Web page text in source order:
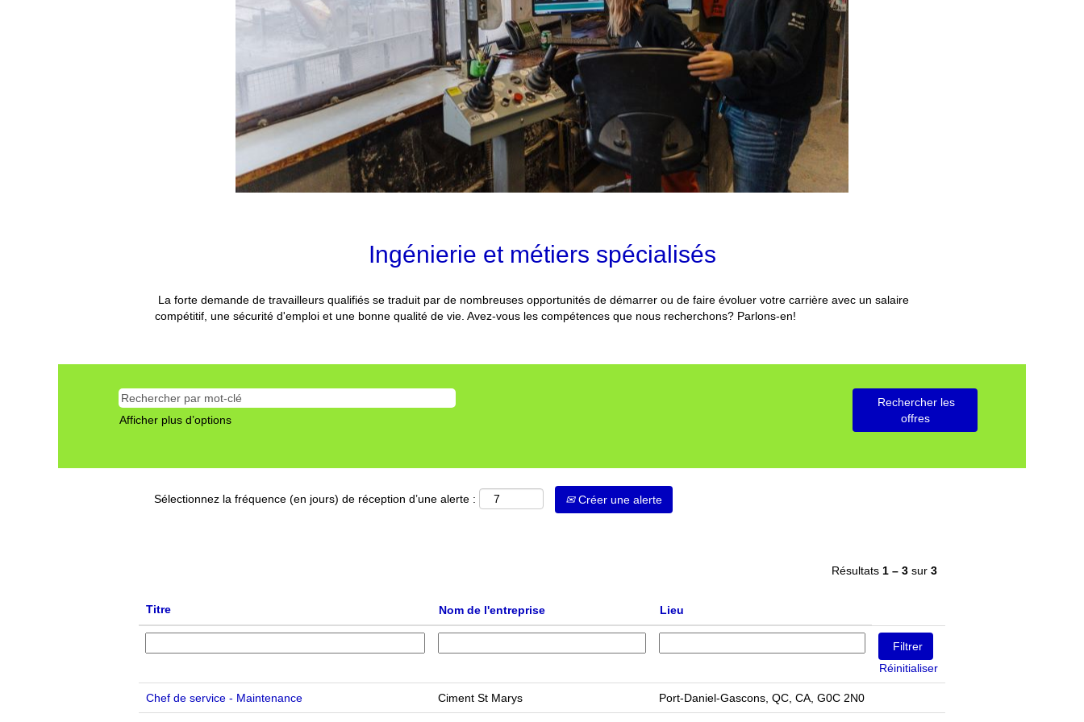
Ingénierie et métiers spécialisés
La forte demande de travailleurs qualifiés se traduit par de nombreuses opportunités de démarrer ou de faire évoluer votre carrière avec un salaire
compétitif, une sécurité d'emploi et une bonne qualité de vie. Avez-vous les compétences que nous recherchons? Parlons-en!
Afficher plus d’options
Sélectionnez la fréquence (en jours) de réception d’une alerte : Créer une alerte
Résultats 1 – 3 sur 3
Titre Nom de l'entreprise Lieu
Réinitialiser
Chef de service - Maintenance Ciment St Marys Port-Daniel-Gascons, QC, CA, G0C 2N0